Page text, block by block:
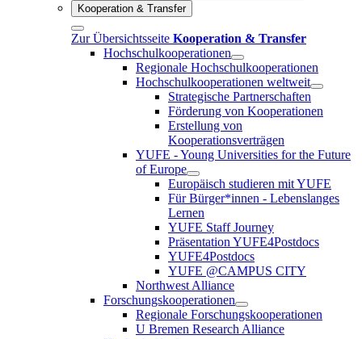
Kooperation & Transfer
Zur Übersichtsseite Kooperation & Transfer
Hochschulkooperationen
Regionale Hochschulkooperationen
Hochschulkooperationen weltweit
Strategische Partnerschaften
Förderung von Kooperationen
Erstellung von
Kooperationsverträgen
YUFE - Young Universities for the Future
of Europe
Europäisch studieren mit YUFE
Für Bürger*innen - Lebenslanges
Lernen
YUFE Staff Journey
Präsentation YUFE4Postdocs
YUFE4Postdocs
YUFE @CAMPUS CITY
Northwest Alliance
Forschungskooperationen
Regionale Forschungskooperationen
U Bremen Research Alliance